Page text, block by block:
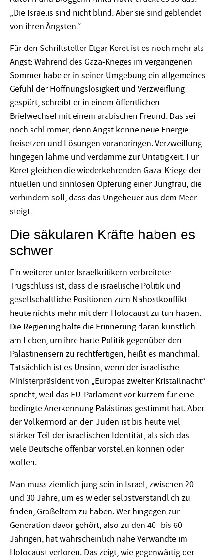
„Die Israelis sind nicht blind. Aber sie sind geblendet
von ihren Ängsten.“
Für den Schriftsteller Etgar Keret ist es noch mehr als
Angst: Während des Gaza-Krieges im vergangenen
Sommer habe er in seiner Umgebung ein allgemeines
Gefühl der Hoffnungslosigkeit und Verzweiflung
gespürt, schreibt er in einem öffentlichen
Briefwechsel mit einem arabischen Freund. Das sei
noch schlimmer, denn Angst könne neue Energie
freisetzen und Lösungen voranbringen. Verzweiflung
hingegen lähme und verdamme zur Untätigkeit. Für
Keret gleichen die wiederkehrenden Gaza-Kriege der
rituellen und sinnlosen Opferung einer Jungfrau, die
verhindern soll, dass das Ungeheuer aus dem Meer
steigt.
Die säkularen Kräfte haben es
schwer
Ein weiterer unter Israelkritikern verbreiteter
Trugschluss ist, dass die israelische Politik und
gesellschaftliche Positionen zum Nahostkonflikt
heute nichts mehr mit dem Holocaust zu tun haben.
Die Regierung halte die Erinnerung daran künstlich
am Leben, um ihre harte Politik gegenüber den
Palästinensern zu rechtfertigen, heißt es manchmal.
Tatsächlich ist es Unsinn, wenn der israelische
Ministerpräsident von „Europas zweiter Kristallnacht“
spricht, weil das EU-Parlament vor kurzem für eine
bedingte Anerkennung Palästinas gestimmt hat. Aber
der Völkermord an den Juden ist bis heute viel
stärker Teil der israelischen Identität, als sich das
viele Deutsche offenbar vorstellen können oder
wollen.
Man muss ziemlich jung sein in Israel, zwischen 20
und 30 Jahre, um es wieder selbstverständlich zu
finden, Großeltern zu haben. Wer hingegen zur
Generation davor gehört, also zu den 40- bis 60-
Jährigen, hat wahrscheinlich nahe Verwandte im
Holocaust verloren. Das zeigt, wie gegenwärtig der